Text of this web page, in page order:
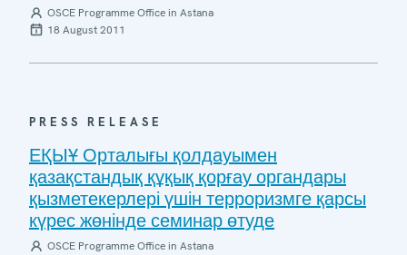
OSCE Programme Office in Astana
18 August 2011
PRESS RELEASE
ЕҚЫҰ Орталығы қолдауымен
қазақстандық құқық қорғау органдары
қызметекерлері үшін терроризмге қарсы
күрес жөнінде семинар өтуде
OSCE Programme Office in Astana